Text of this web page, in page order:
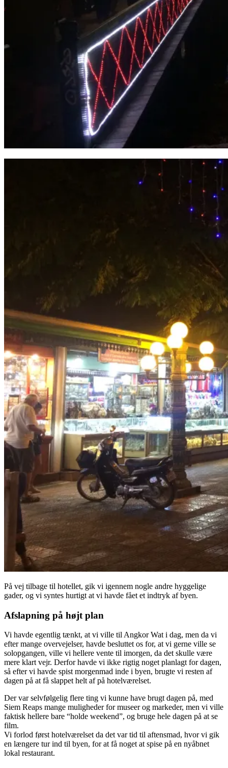
På vej tilbage til hotellet, gik vi igennem nogle andre hyggelige
gader, og vi syntes hurtigt at vi havde fået et indtryk af byen.
Afslapning på højt plan
Vi havde egentlig tænkt, at vi ville til Angkor Wat i dag, men da vi
efter mange overvejelser, havde besluttet os for, at vi gerne ville se
solopgangen, ville vi hellere vente til imorgen, da det skulle være
mere klart vejr. Derfor havde vi ikke rigtig noget planlagt for dagen,
så efter vi havde spist morgenmad inde i byen, brugte vi resten af
dagen på at få slappet helt af på hotelværelset.
Der var selvfølgelig flere ting vi kunne have brugt dagen på, med
Siem Reaps mange muligheder for museer og markeder, men vi ville
faktisk hellere bare “holde weekend”, og bruge hele dagen på at se
film.
Vi forlod først hotelværelset da det var tid til aftensmad, hvor vi gik
en længere tur ind til byen, for at få noget at spise på en nyåbnet
lokal restaurant.